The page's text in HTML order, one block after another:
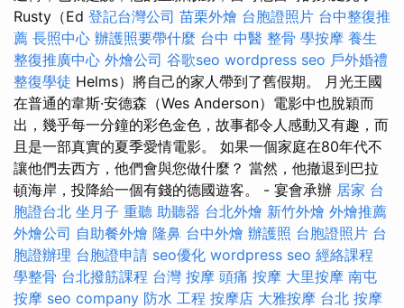
Rusty（Ed 登記台灣公司 苗栗外燴 台胞證照片 台中整復推
薦 長照中心 辦護照要帶什麼 台中 中醫 整骨 學按摩 養生
整復推廣中心 外燴公司 谷歌seo wordpress seo 戶外婚禮
整復學徒 Helms）將自己的家人帶到了舊假期。 月光王國
在普通的韋斯·安德森（Wes Anderson）電影中也脫穎而
出，幾乎每一分鐘的彩色金色，故事都令人感動又有趣，而
且是一部真實的夏季愛情電影。 如果一個家庭在80年代不
讓他們去西方，他們會與您做什麼？ 當然，他撤退到巴拉
頓海岸，投降給一個有錢的德國遊客。 - 宴會承辦 居家 台
胞證台北 坐月子 重聽 助聽器 台北外燴 新竹外燴 外燴推薦
外燴公司 自助餐外燴 隆鼻 台中外燴 辦護照 台胞證照片 台
胞證辦理 台胞證申請 seo優化 wordpress seo 經絡課程
學整骨 台北撥筋課程 台灣 按摩 頭痛 按摩 大里按摩 南屯
按摩 seo company 防水 工程 按摩店 大雅按摩 台北 按摩